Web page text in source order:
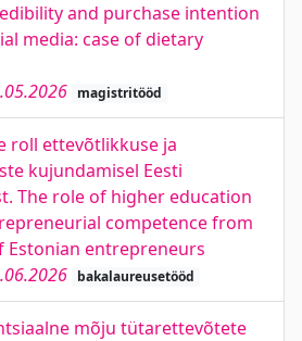
and purchase intention
media: case of dietary
magistritööd
roll ettevõtlikkuse ja
kujundamisel Eesti
The role of higher education
competence from
Estonian entrepreneurs
bakalaureusetööd
mõju tütarettevõtete